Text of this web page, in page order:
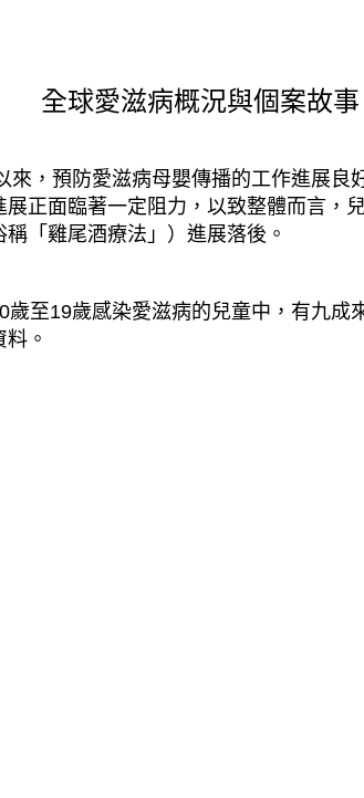
全球愛滋病概況與個案故事
，預防愛滋病母嬰傳播的工作進展
正面臨著一定阻力，以致整體而言，
「雞尾酒療法」）進展落後。
至19歲感染愛滋病的兒童中，有九
。